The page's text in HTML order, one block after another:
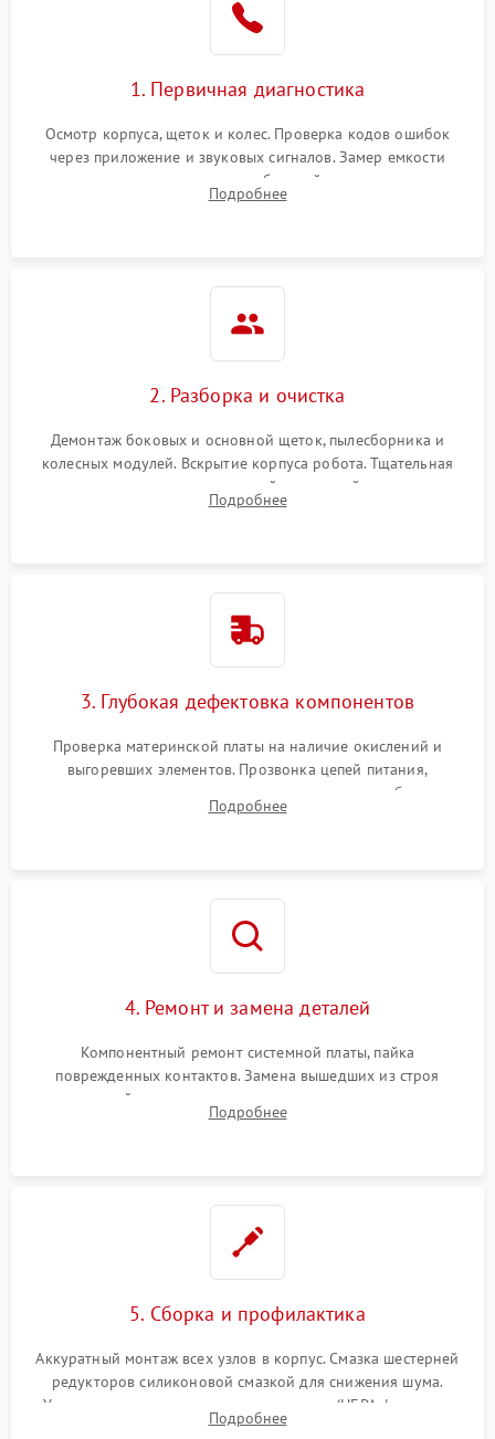
1. Первичная диагностика
Осмотр корпуса, щеток и колес. Проверка кодов ошибок
через приложение и звуковых сигналов. Замер емкости
аккумулятора и тестирование базовой станции зарядки.
Оценка работы лидара, бампера и датчиков падения для
Подробнее
2. Разборка и очистка
Демонтаж боковых и основной щеток, пылесборника и
колесных модулей. Вскрытие корпуса робота. Тщательная
очистка внутренних полостей, шестерней и плат от
скопившейся пыли, волос и шерсти животных с
Подробнее
3. Глубокая дефектовка компонентов
Проверка материнской платы на наличие окислений и
выгоревших элементов. Прозвонка цепей питания,
тестирование приводных моторов колес и турбины
всасывания. Оценка состояния оптических и инфракрасных
Подробнее
4. Ремонт и замена деталей
Компонентный ремонт системной платы, пайка
поврежденных контактов. Замена вышедших из строя
двигателей, изношенного аккумулятора, неисправного
лидара или помпы подачи воды. Восстановление шлейфов и
Подробнее
5. Сборка и профилактика
Аккуратный монтаж всех узлов в корпус. Смазка шестерней
редукторов силиконовой смазкой для снижения шума.
Установка новых расходных материалов (HEPA-фильтров,
микрофибры, щеток). Надежная фиксация разъемов и
Подробнее